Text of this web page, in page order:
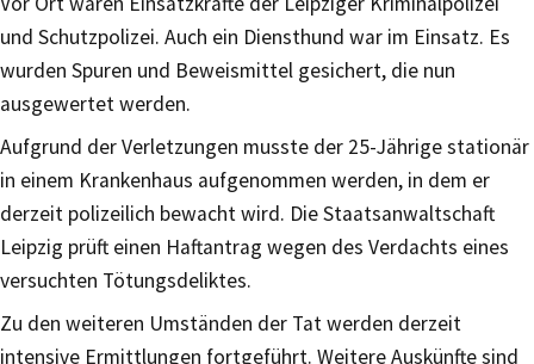
und Schutzpolizei. Auch ein Diensthund war im Einsatz. Es
wurden Spuren und Beweismittel gesichert, die nun
ausgewertet werden.
Aufgrund der Verletzungen musste der 25-Jährige stationär
in einem Krankenhaus aufgenommen werden, in dem er
derzeit polizeilich bewacht wird. Die Staatsanwaltschaft
Leipzig prüft einen Haftantrag wegen des Verdachts eines
versuchten Tötungsdeliktes.
Zu den weiteren Umständen der Tat werden derzeit
intensive Ermittlungen fortgeführt. Weitere Auskünfte sind